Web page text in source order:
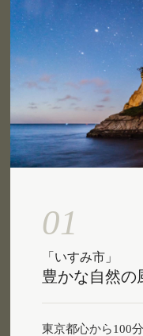
01
「いすみ市」
豊かな自然の
東京都心から100